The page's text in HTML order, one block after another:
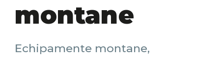
montane
Echipamente montane,